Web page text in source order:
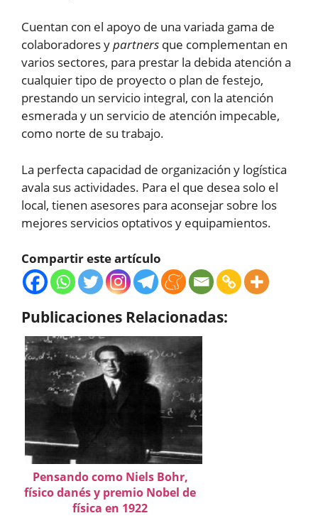
Cuentan con el apoyo de una variada gama de
colaboradores ypartners que complementan en
varios sectores, para prestar la debida atención a
cualquier tipo de proyecto o plan de festejo,
prestando un servicio integral, con la atención
esmerada y un servicio de atención impecable,
como norte de su trabajo.
La perfecta capacidad de organización y logística
avala sus actividades. Para el que desea solo el
local, tienen asesores para aconsejar sobre los
mejores servicios optativos y equipamientos.
Compartir este artículo
Publicaciones Relacionadas:
Pensando como Niels Bohr,
físico danés y premio Nobel de
física en 1922